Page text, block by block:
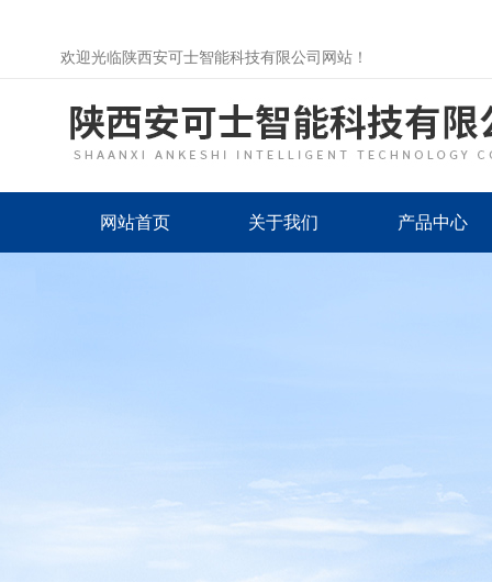
欢迎光临陕西安可士智能科技有限公司网站！
网站首页 关于我们 产品中心